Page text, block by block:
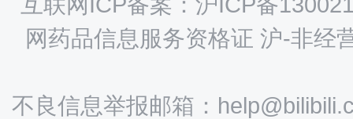
网药品信息服务资格证 沪-非经
不良信息举报邮箱：